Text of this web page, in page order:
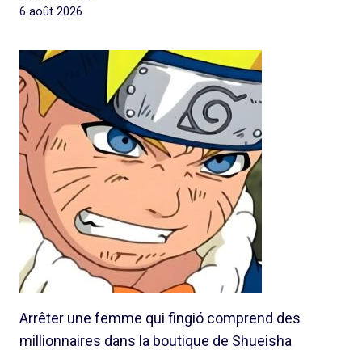
6 août 2026
Arrêter une femme qui fingió comprend des
millionnaires dans la boutique de Shueisha